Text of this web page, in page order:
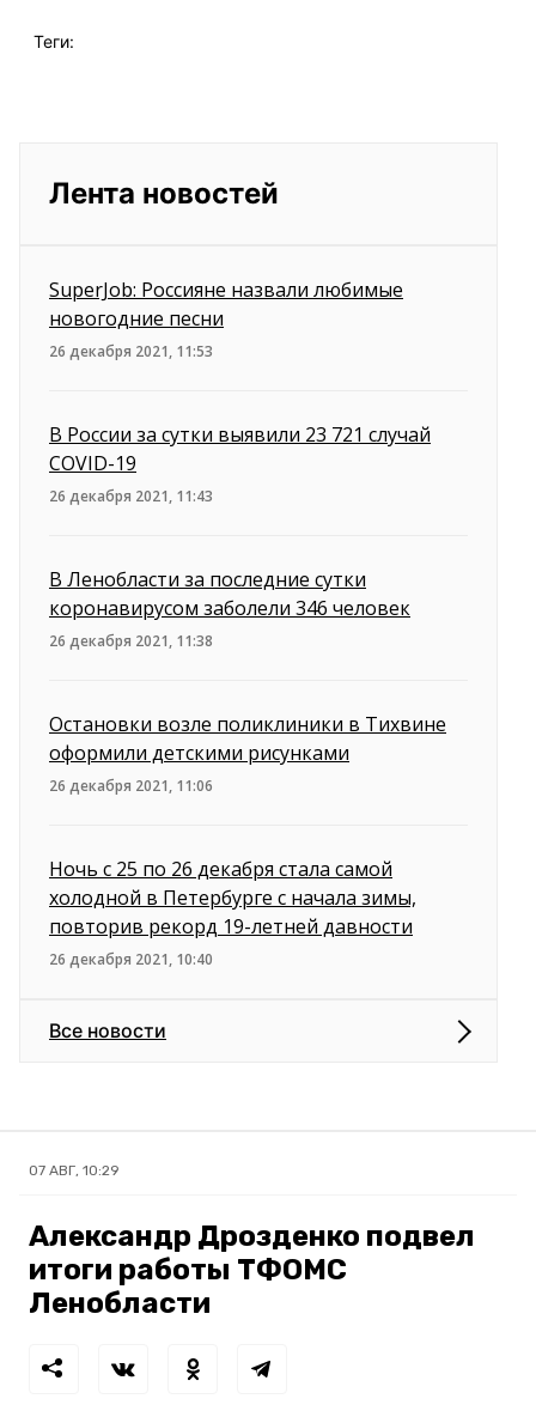
Теги:
Лента новостей
SuperJob: Россияне назвали любимые
новогодние песни
26 декабря 2021, 11:53
В России за сутки выявили 23 721 случай
COVID-19
26 декабря 2021, 11:43
В Ленобласти за последние сутки
коронавирусом заболели 346 человек
26 декабря 2021, 11:38
Остановки возле поликлиники в Тихвине
оформили детскими рисунками
26 декабря 2021, 11:06
Ночь с 25 по 26 декабря стала самой
холодной в Петербурге с начала зимы,
повторив рекорд 19-летней давности
26 декабря 2021, 10:40
Все новости
07 АВГ, 10:29
Александр Дрозденко подвел
итоги работы ТФОМС
Ленобласти